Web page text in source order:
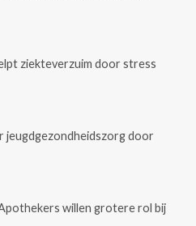
ziekteverzuim door stress
jeugdgezondheidszorg door
willen grotere rol bij